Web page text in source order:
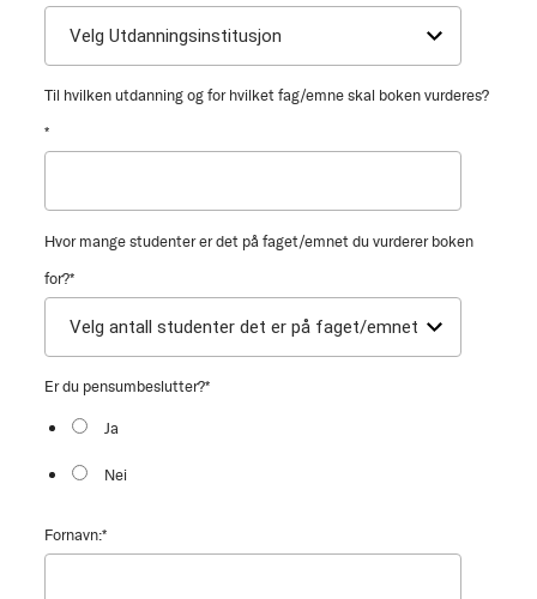
Til hvilken utdanning og for hvilket fag/emne skal boken vurderes?
*
Hvor mange studenter er det på faget/emnet du vurderer boken
for?*
Er du pensumbeslutter?*
Ja
Nei
Fornavn:*